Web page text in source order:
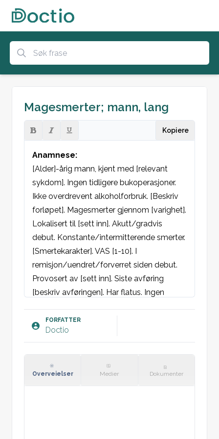
Magesmerter; mann, lang
Kopiere
Anamnese:
[Alder]-årig mann, kjent med [relevant
sykdom]. Ingen tidligere bukoperasjoner.
Ikke overdrevent alkoholforbruk. [Beskriv
forløpet]. Magesmerter gjennom [varighet].
Lokalisert til [sett inn]. Akutt/gradvis
debut. Konstante/intermitterende smerter.
[Smertekarakter]. VAS [1-10]. I
remisjon/uendret/forverret siden debut.
Provosert av [sett inn]. Siste avføring
[beskriv avføringen]. Har flatus. Ingen
endringer i avføring, blodig oppkast, blod i
avføringen, og melena. Ingen nattesvette,
blod i urinen, svak stråle eller ufullstendig
FORFATTER
Doctio
Overveielser Medier Dokumenter